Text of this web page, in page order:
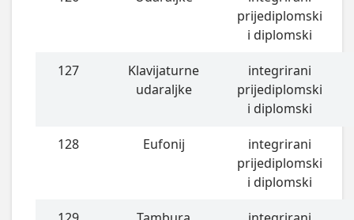
prijediplomski
i diplomski
127
Klavijaturne
udaraljke
integrirani
prijediplomski
i diplomski
128 Eufonij
integrirani
prijediplomski
i diplomski